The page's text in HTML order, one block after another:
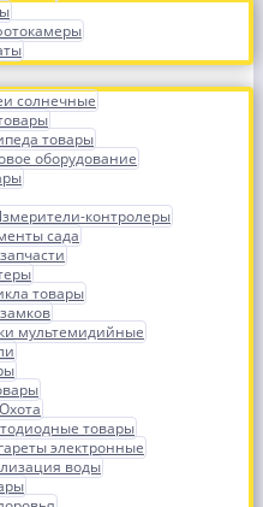
солнечные
товары
оборудование
контролеры
сада
товары
мультемидийные
товары
электронные
воды